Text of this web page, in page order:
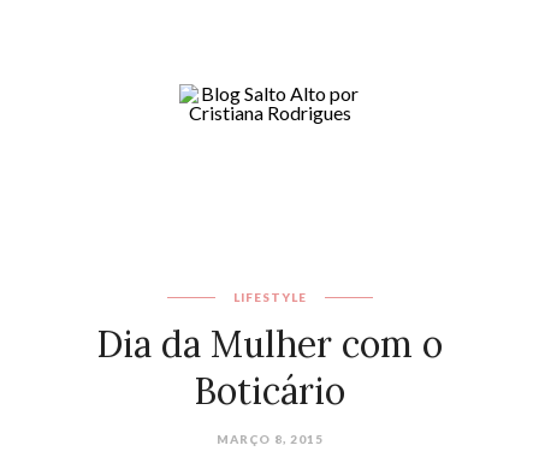
LIFESTYLE
Dia da Mulher com o
Boticário
MARÇO 8, 2015